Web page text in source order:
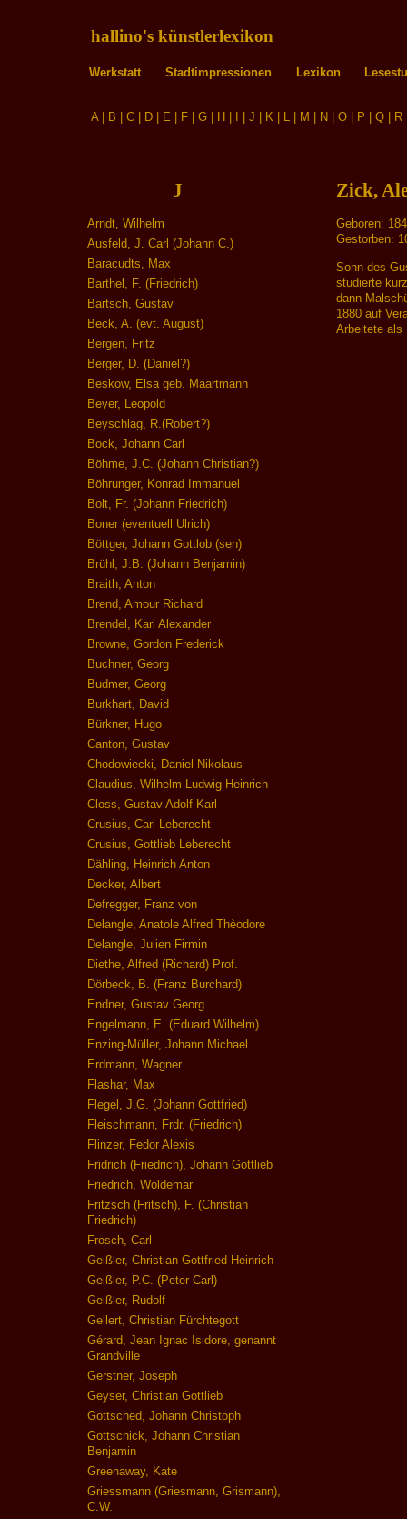
hallino's künstlerlexikon
Werkstatt Stadtimpressionen Lexikon
A| B C D E F G H J K L M N O P Q R
J
Arndt, Wilhelm
Ausfeld, J. Carl (Johann C.)
Baracudts, Max
Barthel, F. (Friedrich)
Bartsch, Gustav
Beck, A. (evt. August)
Bergen, Fritz
Berger, D. (Daniel?)
Beskow, Elsa geb. Maartmann
Beyer, Leopold
Beyschlag, R.(Robert?)
Bock, Johann Carl
Böhme, J.C. (Johann Christian?)
Böhrunger, Konrad Immanuel
Bolt, Fr. (Johann Friedrich)
Boner (eventuell Ulrich)
Böttger, Johann Gottlob (sen)
Brühl, J.B. (Johann Benjamin)
Braith, Anton
Brend, Amour Richard
Brendel, Karl Alexander
Browne, Gordon Frederick
Buchner, Georg
Budmer, Georg
Burkhart, David
Bürkner, Hugo
Canton, Gustav
Chodowiecki, Daniel Nikolaus
Claudius, Wilhelm Ludwig Heinrich
Closs, Gustav Adolf Karl
Crusius, Carl Leberecht
Crusius, Gottlieb Leberecht
Dähling, Heinrich Anton
Decker, Albert
Defregger, Franz von
Delangle, Anatole Alfred Thèodore
Delangle, Julien Firmin
Diethe, Alfred (Richard) Prof.
Dörbeck, B. (Franz Burchard)
Endner, Gustav Georg
Engelmann, E. (Eduard Wilhelm)
Enzing-Müller, Johann Michael
Erdmann, Wagner
Flashar, Max
Flegel, J.G. (Johann Gottfried)
Fleischmann, Frdr. (Friedrich)
Flinzer, Fedor Alexis
Fridrich (Friedrich), Johann Gottlieb
Friedrich, Woldemar
Fritzsch (Fritsch), F. (Christian
Friedrich)
Frosch, Carl
Geißler, Christian Gottfried Heinrich
Geißler, P.C. (Peter Carl)
Geißler, Rudolf
Gellert, Christian Fürchtegott
Gérard, Jean Ignac Isidore, genannt
Grandville
Gerstner, Joseph
Geyser, Christian Gottlieb
Gottsched, Johann Christoph
Gottschick, Johann Christian
Benjamin
Greenaway, Kate
Griessmann (Griesmann, Grismann),
C.W.
Zick,
Geboren:
Gestorben:
Sohn des
studierte
dann
1880 auf
Arbeitete als